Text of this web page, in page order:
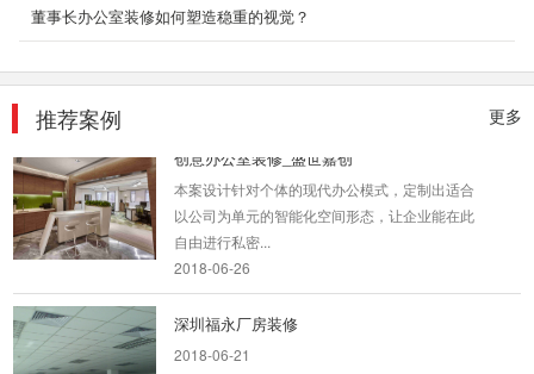
董事长办公室装修如何塑造稳重的视觉？
更多
推荐案例
在IT产业不断扩张的大时代，不分昼夜的“数字民
工”们，不如其他的行业那样，能够有时间进行
休息。他们...
创意办公室装修_盛世嘉创
本案设计针对个体的现代办公模式，定制出适合
以公司为单元的智能化空间形态，让企业能在此
自由进行私密...
2018-06-26
深圳福永厂房装修
2018-06-21